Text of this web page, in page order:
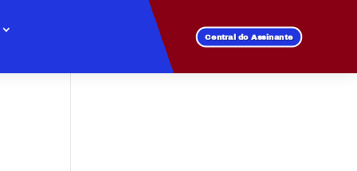
Central do Assinante